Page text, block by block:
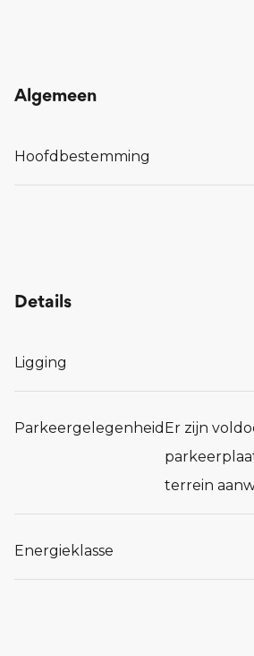
Algemeen
Hoofdbestemming
Details
Ligging
Parkeergelegenheid Er zijn
terrein
Energieklasse